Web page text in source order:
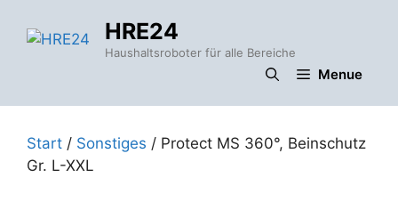
Inhalt
HRE24
Haushaltsroboter für alle Bereiche
Menue
Start / Sonstiges / Protect MS 360°, Beinschutz
Gr. L-XXL